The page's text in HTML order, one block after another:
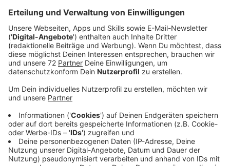
Erinnerungen stecken. Radio Mixtape klingt wie
Veröffentlicht:Mittwoch, 22.10.2025 16:51
Anzeige
Das ist der Soundtrack deines Lebens
Anzeige
Ab sofort haben die NRW-Lokalradios ein ganz neues